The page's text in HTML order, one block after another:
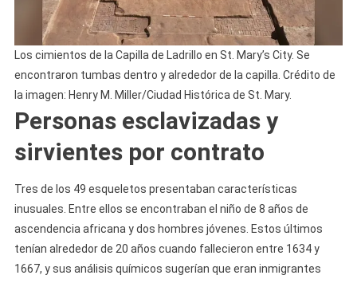
Los cimientos de la Capilla de Ladrillo en St. Mary’s City. Se
encontraron tumbas dentro y alrededor de la capilla. Crédito de
la imagen: Henry M. Miller/Ciudad Histórica de St. Mary.
Personas esclavizadas y
sirvientes por contrato
Tres de los 49 esqueletos presentaban características
inusuales. Entre ellos se encontraban el niño de 8 años de
ascendencia africana y dos hombres jóvenes. Estos últimos
tenían alrededor de 20 años cuando fallecieron entre 1634 y
1667, y sus análisis químicos sugerían que eran inmigrantes